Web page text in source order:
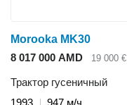
Morooka MK30
8 017 000 AMD
19 000 €
Трактор гусеничный
1993
947 м/ч